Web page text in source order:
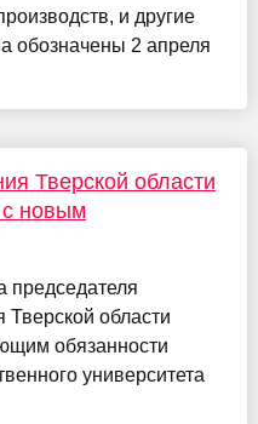
и другие
обозначены 2 апреля
Тверской области
с новым
председателя
Тверской области
обязанности
университета